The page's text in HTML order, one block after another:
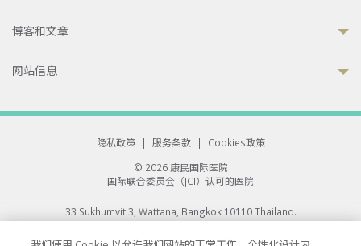
博客和文章
网站信息
隐私政策 | 服务条款 |
Cookies政策
© 2026 康民国际医院
国际联合委员会（JCI）认可的医院
33 Sukhumvit 3, Wattana, Bangkok 10110 Thailand.
All rights reserved.